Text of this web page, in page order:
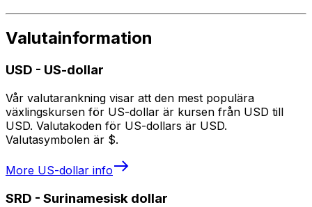
Valutainformation
USD - US-dollar
Vår valutarankning visar att den mest populära
växlingskursen för US-dollar är kursen från USD till
USD. Valutakoden för US-dollars är USD.
Valutasymbolen är $.
More US-dollar info
SRD - Surinamesisk dollar